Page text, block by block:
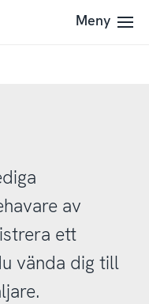
Meny
av
ett
vända dig till